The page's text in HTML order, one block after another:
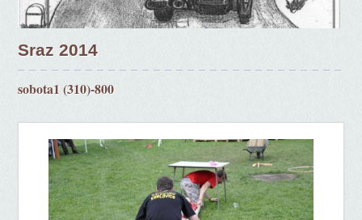
Sraz 2014
sobota1 (310)-800